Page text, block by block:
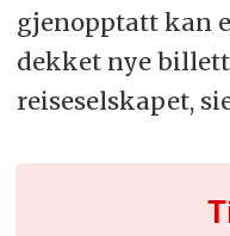
gjenopptatt kan
dekket nye
reiseselskapet,